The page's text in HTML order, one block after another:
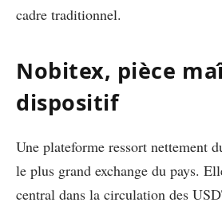
cadre traditionnel.
Nobitex, pièce
dispositif
Une plateforme ressort nettement
le plus grand exchange du pays.
central dans la circulation des